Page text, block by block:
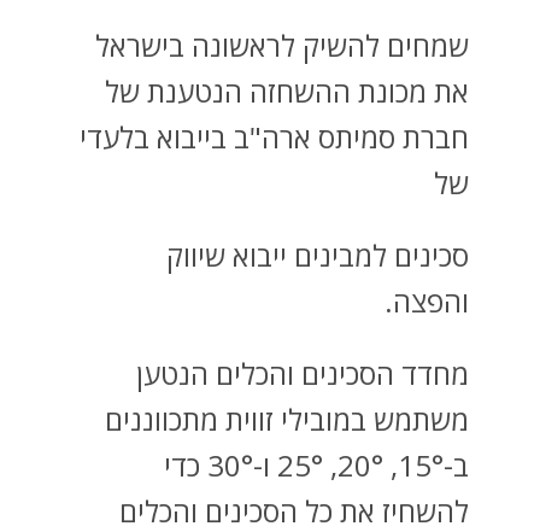
שמחים להשיק לראשונה בישראל
את מכונת ההשחזה הנטענת של
חברת סמיתס ארה"ב בייבוא בלעדי
של
סכינים למבינים ייבוא שיווק
והפצה.
מחדד הסכינים והכלים הנטען
משתמש במובילי זווית מתכווננים
ב-15°, 20°, 25° ו-30° כדי
להשחיז את כל הסכינים והכלים